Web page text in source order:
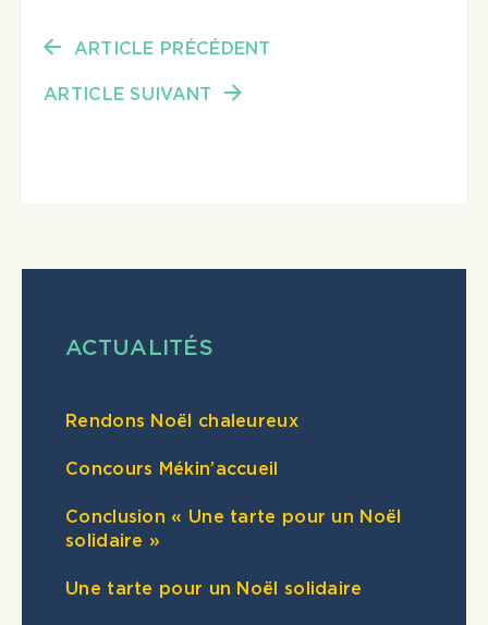
ARTICLE PRÉCÉDENT
ARTICLE SUIVANT
ACTUALITÉS
Rendons Noël chaleureux
Concours Mékin’accueil
Conclusion « Une tarte pour un Noël
solidaire »
Une tarte pour un Noël solidaire